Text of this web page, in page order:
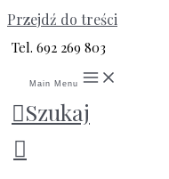
Przejdź do treści
Tel. 692 269 803
Main Menu
Szukaj
2.01 g